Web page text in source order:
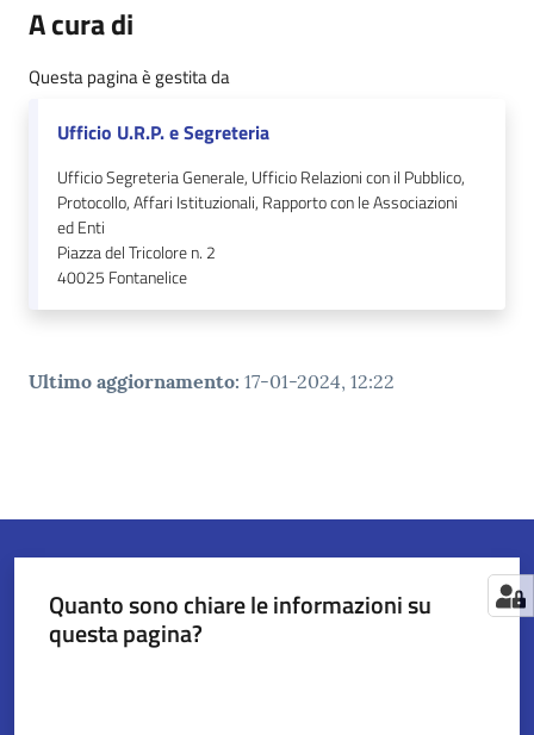
A cura di
Questa pagina è gestita da
Ufficio U.R.P. e Segreteria
Ufficio Segreteria Generale, Ufficio Relazioni con il Pubblico,
Protocollo, Affari Istituzionali, Rapporto con le Associazioni
ed Enti
Piazza del Tricolore n. 2
40025 Fontanelice
Ultimo aggiornamento: 17-01-2024, 12:22
Quanto sono chiare le informazioni su
questa pagina?